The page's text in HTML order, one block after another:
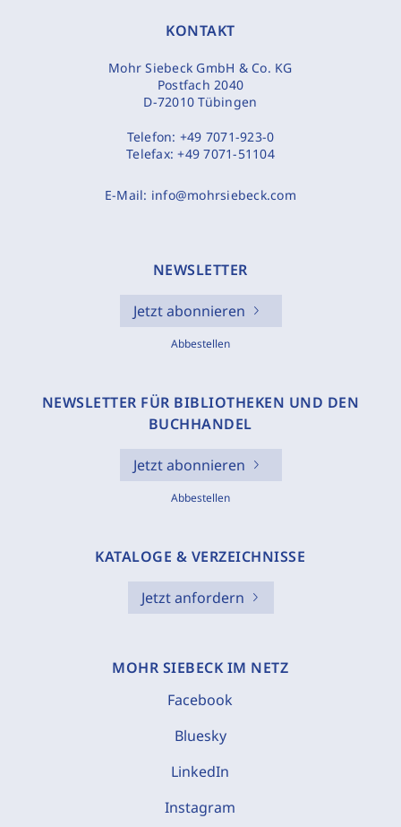
KONTAKT
Mohr Siebeck GmbH & Co. KG
Postfach 2040
D-72010 Tübingen
Telefon: +49 7071-923-0
Telefax:+49 7071-51104
E-Mail: info@mohrsiebeck.com
NEWSLETTER
Jetzt abonnieren
Abbestellen
NEWSLETTER FÜR BIBLIOTHEKEN UND DEN
BUCHHANDEL
Jetzt abonnieren
Abbestellen
KATALOGE & VERZEICHNISSE
Jetzt anfordern
MOHR SIEBECK IM NETZ
Facebook
Bluesky
LinkedIn
Instagram